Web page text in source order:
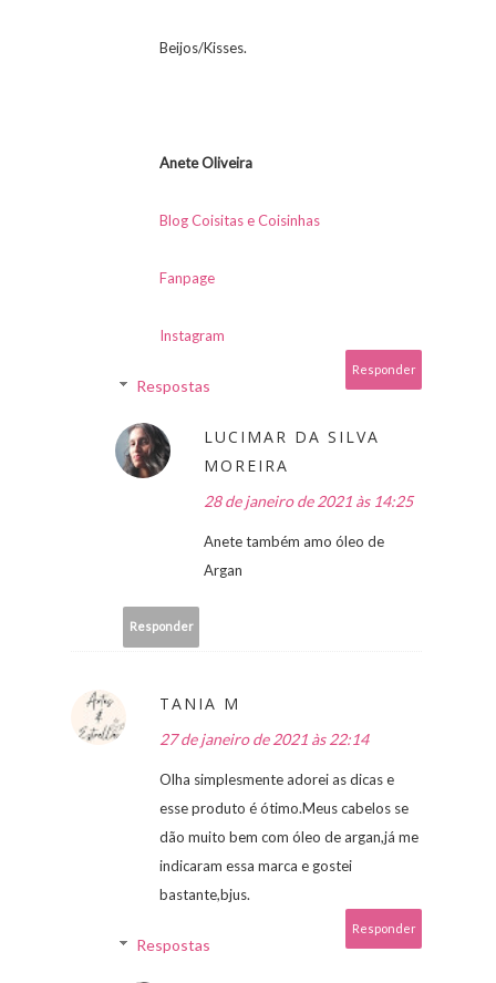
Beijos/Kisses.
Anete Oliveira
Blog Coisitas e Coisinhas
Fanpage
Instagram
Responder
Respostas
LUCIMAR DA SILVA
MOREIRA
28 de janeiro de 2021 às 14:25
Anete também amo óleo de
Argan
Responder
TANIA M
27 de janeiro de 2021 às 22:14
Olha simplesmente adorei as dicas e
esse produto é ótimo.Meus cabelos se
dão muito bem com óleo de argan,já me
indicaram essa marca e gostei
bastante,bjus.
Responder
Respostas